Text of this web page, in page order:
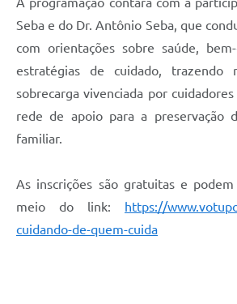
Seba e do Dr. Antônio Seba, que
com orientações sobre saúde,
estratégias de cuidado, trazendo
sobrecarga vivenciada por
rede de apoio para a preservação
familiar.
As inscrições são gratuitas e
meio do link: https://
cuidando-de-quem-cuida